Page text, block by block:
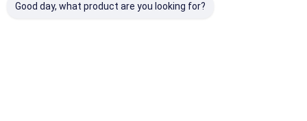
Good day, what product are you looking for?